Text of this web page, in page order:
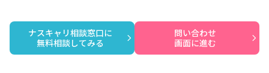
ナスキャリ相談窓口に
無料相談してみる
問い合わせ
画面に進む